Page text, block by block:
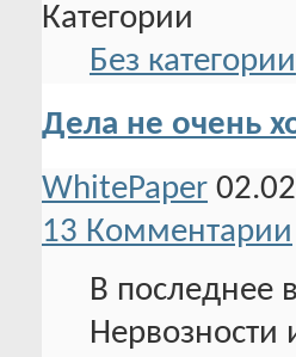
Категории
Без категории
Дела не очень
WhitePaper
13 Комментарии
В последнее
Нервозности